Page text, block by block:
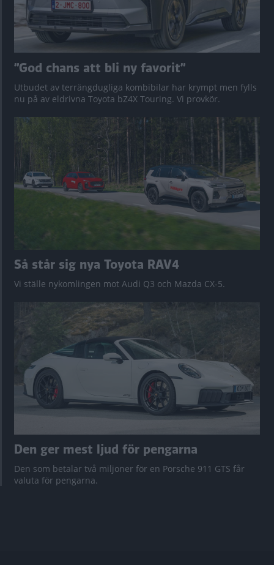
”God chans att bli ny favorit”
Utbudet av terrängdugliga kombibilar har krympt men fylls
nu på av eldrivna Toyota bZ4X Touring. Vi provkör.
Så står sig nya Toyota RAV4
Vi ställe nykomlingen mot Audi Q3 och Mazda CX-5.
Den ger mest ljud för pengarna
Den som betalar två miljoner för en Porsche 911 GTS får
valuta för pengarna.